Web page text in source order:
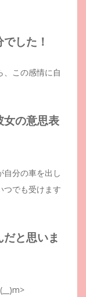
した！
、この感情に自
女の意思表
自分の車を出し
つでも受けます
と思いま